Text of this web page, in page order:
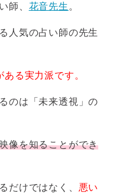
師、 花音先生 。
人気の占い師の先生
る実力派です。
のは「未来透視」の
像を知ることができ
だけではなく、 悪い